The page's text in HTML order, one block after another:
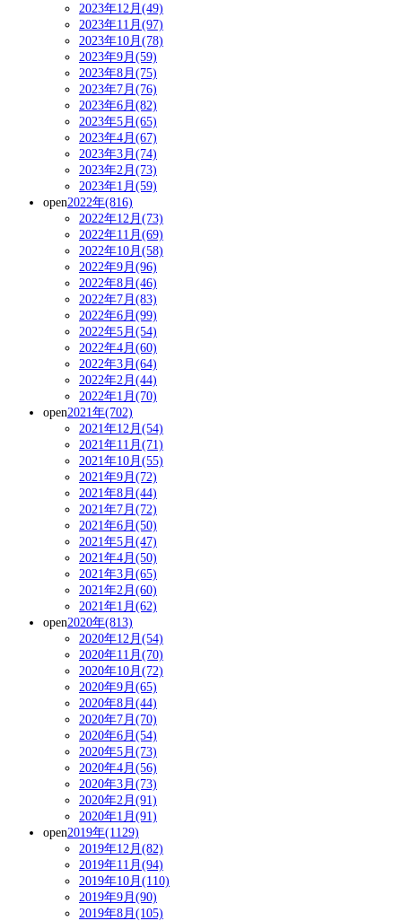
2023年12月(49)
2023年11月(97)
2023年10月(78)
2023年9月(59)
2023年8月(75)
2023年7月(76)
2023年6月(82)
2023年5月(65)
2023年4月(67)
2023年3月(74)
2023年2月(73)
2023年1月(59)
open2022年(816)
2022年12月(73)
2022年11月(69)
2022年10月(58)
2022年9月(96)
2022年8月(46)
2022年7月(83)
2022年6月(99)
2022年5月(54)
2022年4月(60)
2022年3月(64)
2022年2月(44)
2022年1月(70)
open2021年(702)
2021年12月(54)
2021年11月(71)
2021年10月(55)
2021年9月(72)
2021年8月(44)
2021年7月(72)
2021年6月(50)
2021年5月(47)
2021年4月(50)
2021年3月(65)
2021年2月(60)
2021年1月(62)
open2020年(813)
2020年12月(54)
2020年11月(70)
2020年10月(72)
2020年9月(65)
2020年8月(44)
2020年7月(70)
2020年6月(54)
2020年5月(73)
2020年4月(56)
2020年3月(73)
2020年2月(91)
2020年1月(91)
open2019年(1129)
2019年12月(82)
2019年11月(94)
2019年10月(110)
2019年9月(90)
2019年8月(105)